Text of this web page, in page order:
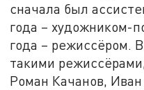
сначала был
года – художником-
года – режиссёром.
такими
Роман Качанов,